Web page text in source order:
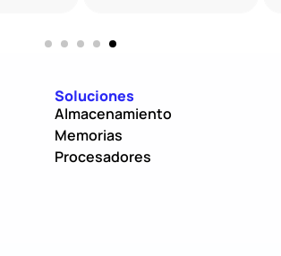
Soluciones
Almacenamiento
Memorias
Procesadores